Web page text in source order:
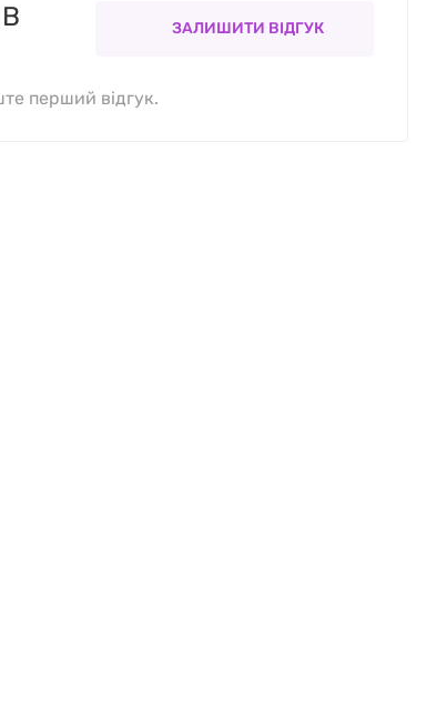
ЗАЛИШИТИ ВІДГУК
перший відгук.